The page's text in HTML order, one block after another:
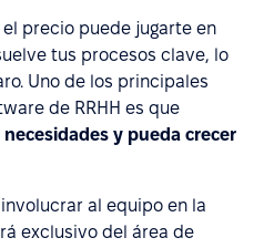
precio puede jugarte en
tus procesos clave, lo
Uno de los principales
de RRHH es que
y pueda crecer
al equipo en la
exclusivo del área de